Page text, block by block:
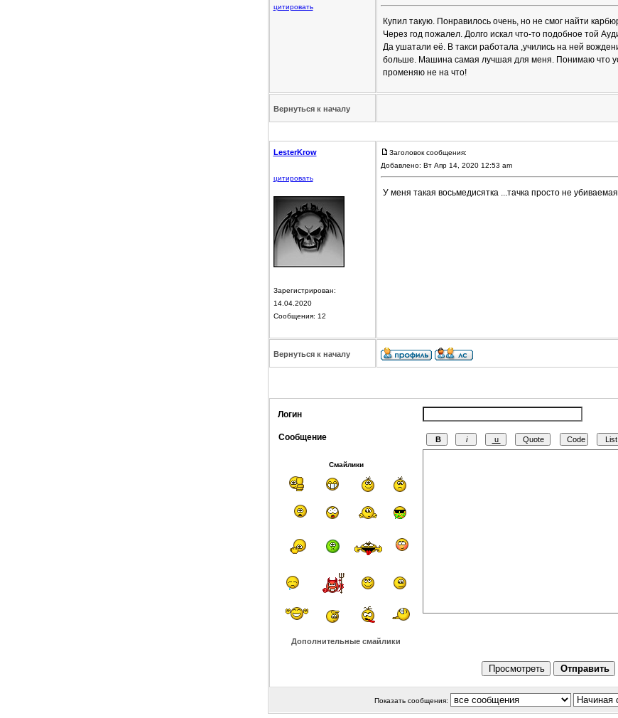
цитировать
Купил такую. Понравилось очень, но не смог найти
Через год пожалел. Долго искал что-то подобное той
Да ушатали её. В такси работала ,учились на ней
больше. Машина самая лучшая для меня. Понимаю что
променяю не на что!
Вернуться к началу
LesterKrow
цитировать
Зарегистрирован:
14.04.2020
Сообщения: 12
Заголовок сообщения:
Добавлено: Вт Апр 14, 2020 12:53 am
У меня такая восьмедисятка ...тачка просто не убиваемая
Вернуться к началу
Логин
Сообщение
Смайлики
Дополнительные смайлики
Показать сообщения: